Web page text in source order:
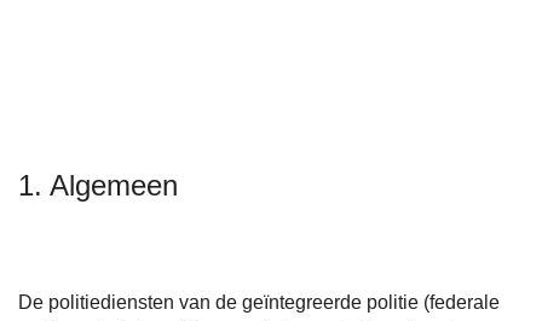
1. Algemeen
De politiediensten van de geïntegreerde politie (federale